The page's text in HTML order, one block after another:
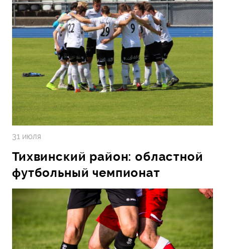
31 июля
Тихвинский район: областной
футбольный чемпионат